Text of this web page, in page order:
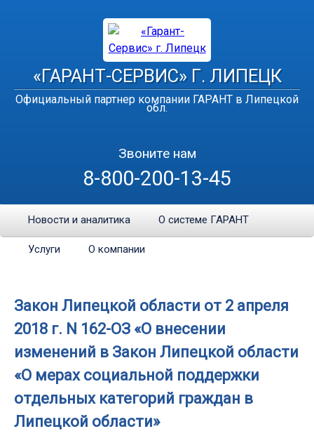
«ГАРАНТ-СЕРВИС» Г. ЛИПЕЦК
Официальный партнер компании ГАРАНТ в Липецкой
обл.
Звоните нам
8-800-200-13-45
Новости и аналитика О системе ГАРАНТ
Услуги О компании
Закон Липецкой области от 2 апреля
2018 г. N 162-ОЗ «О внесении
изменений в Закон Липецкой области
«О мерах социальной поддержки
отдельных категорий граждан в
Липецкой области»